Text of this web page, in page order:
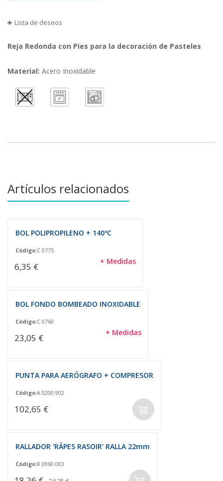
Lista de deseos
Reja Redonda con Pies para la decoración de Pasteles
Material: Acero Inoxidable
Artículos relacionados
BOL POLIPROPILENO + 140ºC
Código:C 0775
6,35 € + Medidas
BOL FONDO BOMBEADO INOXIDABLE
Código:C 0760
23,05 € + Medidas
PUNTA PARA AERÓGRAFO + COMPRESOR
Código:A 0200.902
102,65 €
RALLADOR 'RÂPES RASOIR' RALLA 22mm
Código:R 0960.003